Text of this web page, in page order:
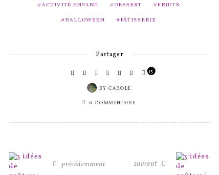
ACTIVITÉ ENFANT DESSERT FRUITS
HALLOWEEN PÂTISSERIE
Partager
BY CAROLE
15
0 COMMENTAIRE
précédemment suivant